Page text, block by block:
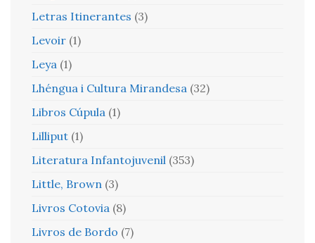
Letras Itinerantes (3)
Levoir (1)
Leya (1)
Lhéngua i Cultura Mirandesa (32)
Libros Cúpula (1)
Lilliput (1)
Literatura Infantojuvenil (353)
Little, Brown (3)
Livros Cotovia (8)
Livros de Bordo (7)